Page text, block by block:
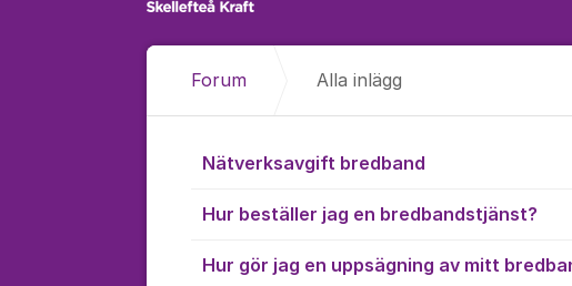
Forum Alla inlägg
Alla inlägg
Nätverksavgift bredband
Hur beställer jag en bredbandstjänst?
Hur gör jag en uppsägning av mitt